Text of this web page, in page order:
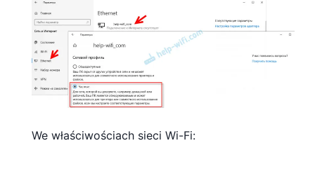
We właściwościach sieci Wi-Fi: